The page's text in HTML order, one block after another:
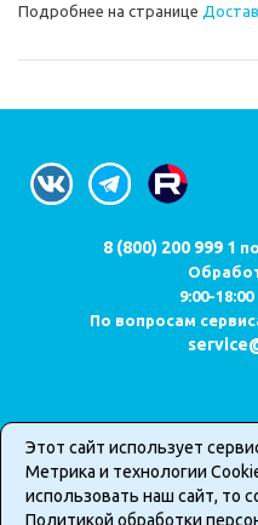
Подробнее на странице
8 (800) 200 999 1
9:00-
По вопросам
Карта сайта
Публичная оферта о
Политика обработки
Этот сайт использует
Метрика и технологии
использовать наш сайт, то
Политикой обработки